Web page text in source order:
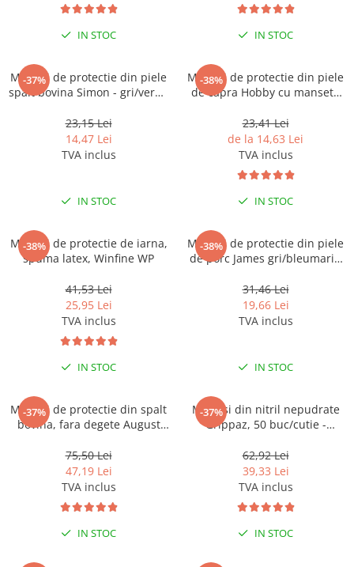
IN STOC IN STOC
-37%
Manusi de protectie din piele
spalt bovina Simon - gri/verde
23,15 Lei
14,47 Lei
TVA inclus
IN STOC
-38%
Manusi de protectie din piele
de capra Hobby cu manseta
1121X
23,41 Lei
de la 14,63 Lei
TVA inclus
IN STOC
-38%
Manusi de protectie de iarna,
spuma latex, Winfine WP
41,53 Lei
25,95 Lei
TVA inclus
IN STOC
-38%
Manusi de protectie din piele
de porc James gri/bleumarin
31,46 Lei
19,66 Lei
TVA inclus
IN STOC
-37%
Manusi de protectie din spalt
bovina, fara degete August
75,50 Lei
47,19 Lei
TVA inclus
IN STOC
-37%
Manusi din nitril nepudrate
Grippaz, 50 buc/cutie -
62,92 Lei
39,33 Lei
TVA inclus
IN STOC